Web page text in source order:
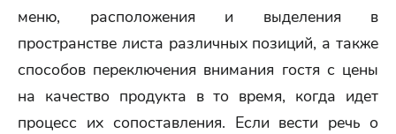
меню, расположения и выделения в
пространстве листа различных позиций, а также
способов переключения внимания гостя с цены
на качество продукта в то время, когда идет
процесс их сопоставления. Если вести речь о